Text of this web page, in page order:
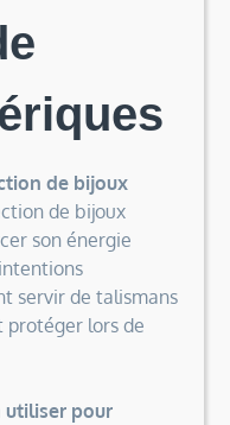
de bijoux
de bijoux
son énergie
servir de talismans
protéger lors de
utiliser pour